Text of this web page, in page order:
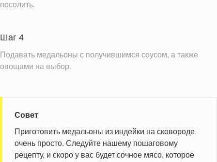
Витамин С
Витамин Д
Витамин Е
1.2 мг
Насыщенные жиры
посолить.
Шаг 4
Подавать медальоны с получившимся соусом, а также
овощами на выбор.
Совет
Приготовить медальоны из индейки на сковороде
очень просто. Следуйте нашему пошаговому
рецепту, и скоро у вас будет сочное мясо, которое